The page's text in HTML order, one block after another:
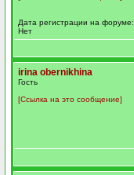
Дата регистрации на форуме:
Нет
irina obernikhina
Гость
[Ссылка на это сообщение]